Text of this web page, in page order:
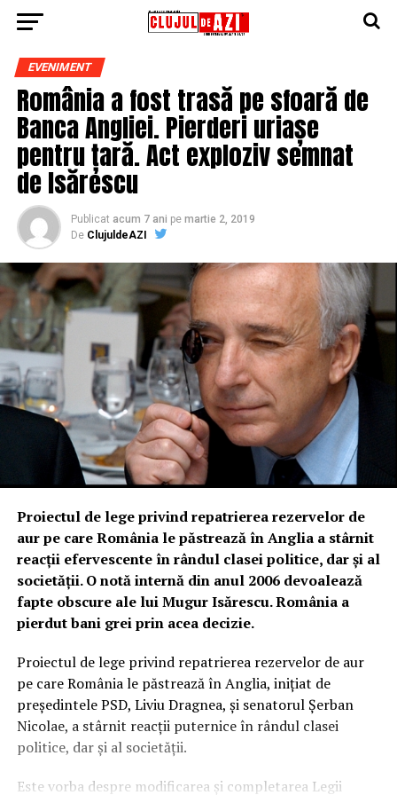
EVENIMENT
România a fost trasă pe sfoară de
Banca Angliei. Pierderi uriașe
pentru țară. Act exploziv semnat
de Isărescu
Publicat acum 7 ani pe martie 2, 2019
De ClujuldeAZI
Proiectul de lege privind repatrierea rezervelor de
aur pe care România le păstrează în Anglia a stârnit
reacții efervescente în rândul clasei politice, dar și al
societății. O notă internă din anul 2006 devoalează
fapte obscure ale lui Mugur Isărescu. România a
pierdut bani grei prin acea decizie.
Proiectul de lege privind repatrierea rezervelor de aur
pe care România le păstrează în Anglia, inițiat de
președintele PSD, Liviu Dragnea, și senatorul Șerban
Nicolae, a stârnit reacții puternice în rândul clasei
politice, dar și al societății.
Este vorba despre modificarea şi completarea Legii